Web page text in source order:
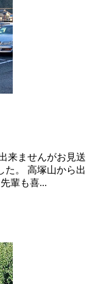
来ませんがお見送
た。 高塚山から出
輩も喜...